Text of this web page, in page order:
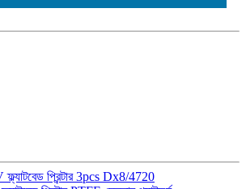
প্রিন্টার 3pcs Dx8/4720